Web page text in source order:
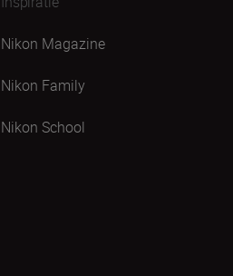
Nikon Magazine
Nikon Family
Nikon School